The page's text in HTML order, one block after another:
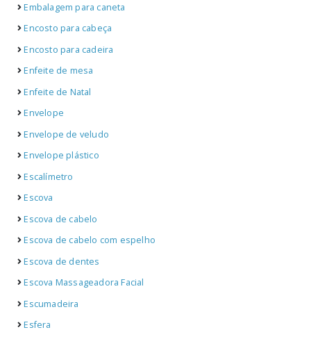
Embalagem para caneta
Encosto para cabeça
Encosto para cadeira
Enfeite de mesa
Enfeite de Natal
Envelope
Envelope de veludo
Envelope plástico
Escalímetro
Escova
Escova de cabelo
Escova de cabelo com espelho
Escova de dentes
Escova Massageadora Facial
Escumadeira
Esfera